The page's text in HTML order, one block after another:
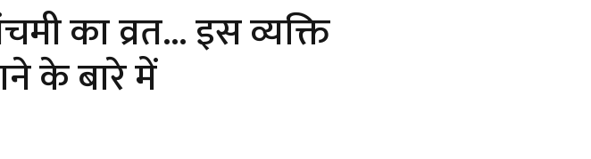
का व्रत… इस व्यक्ति
के बारे में